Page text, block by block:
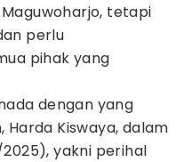
tetapi
perlu
pihak yang
dengan yang
Harda Kiswaya, dalam
yakni perihal